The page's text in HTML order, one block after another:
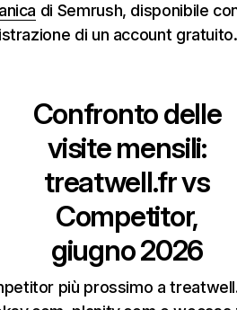
di Semrush, disponibile
di un account gratuito.
Confronto delle
visite mensili:
treatwell.frvs
Competitor,
giugno 2026
più prossimo a